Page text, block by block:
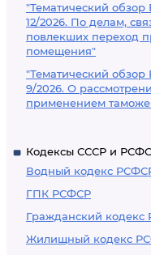
"Тематический
12/2026. По делам,
повлекших переход
помещения"
"Тематический
9/2026. О
применением
Кодексы СССР и
Водный кодекс
ГПК РСФСР
Гражданский
Жилищный кодекс